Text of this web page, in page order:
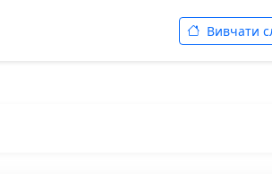
Вивчати